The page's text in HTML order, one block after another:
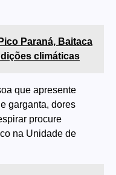
Paraná, Baitaca
climáticas
que apresente
garganta, dores
procure
na Unidade de